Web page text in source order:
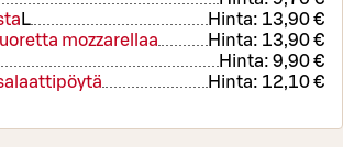
L Hinta: 13,90 €
mozzarellaa
Hinta: 13,90 €
Hinta: 9,90 €
Hinta: 12,10 €